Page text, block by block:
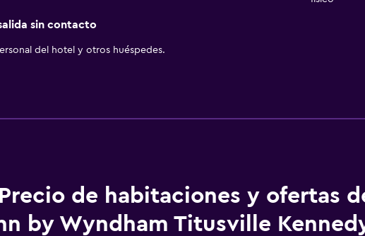
sin contacto
del hotel y otros huéspedes.
Precio de habitaciones y ofertas
by Wyndham Titusville